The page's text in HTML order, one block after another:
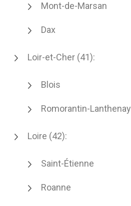
Mont-de-Marsan
Dax
Loir-et-Cher (41):
Blois
Romorantin-Lanthenay
Loire (42):
Saint-Étienne
Roanne